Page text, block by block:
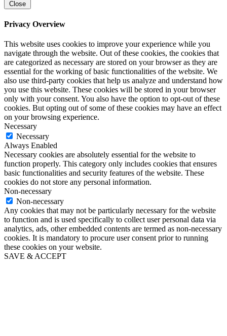
Close
Privacy Overview
This website uses cookies to improve your experience while you
navigate through the website. Out of these cookies, the cookies that
are categorized as necessary are stored on your browser as they are
essential for the working of basic functionalities of the website. We
also use third-party cookies that help us analyze and understand how
you use this website. These cookies will be stored in your browser
only with your consent. You also have the option to opt-out of these
cookies. But opting out of some of these cookies may have an effect
on your browsing experience.
Necessary
Necessary
Always Enabled
Necessary cookies are absolutely essential for the website to
function properly. This category only includes cookies that ensures
basic functionalities and security features of the website. These
cookies do not store any personal information.
Non-necessary
Non-necessary
Any cookies that may not be particularly necessary for the website
to function and is used specifically to collect user personal data via
analytics, ads, other embedded contents are termed as non-necessary
cookies. It is mandatory to procure user consent prior to running
these cookies on your website.
SAVE & ACCEPT